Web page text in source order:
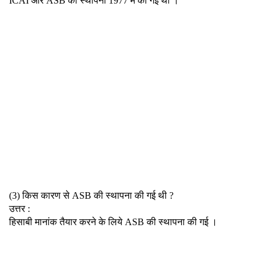
(3) किस कारण से ASB की स्थापना की गई थी ?
उत्तर :
हिसाबी मानांक तैयार करने के लिये ASB की स्थापना की गई ।